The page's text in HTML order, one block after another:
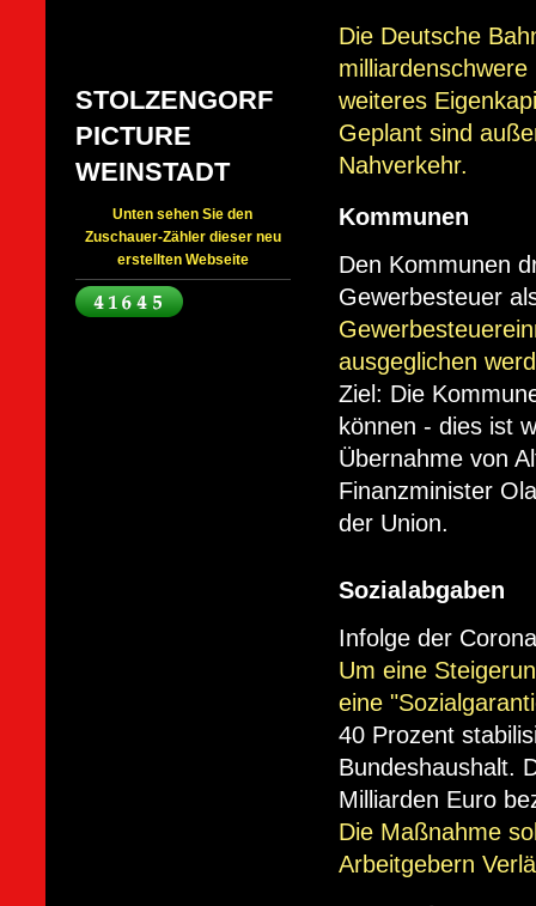
STOLZENGORF
PICTURE
WEINSTADT
Unten sehen Sie den
Zuschauer-Zähler dieser neu
erstellten Webseite
Die Deutsche
weiteres
Geplant sind
Nahverkehr.
Kommunen
Den Kommunen
Gewerbesteuer
ausgeglichen
Ziel: Die
können - dies ist
Übernahme von
Finanzminister
der Union.
Sozialabgaben
Infolge der
Um eine
eine
40 Prozent
Bundeshaushalt.
Milliarden Euro
Die Maßnahme
Arbeitgebern